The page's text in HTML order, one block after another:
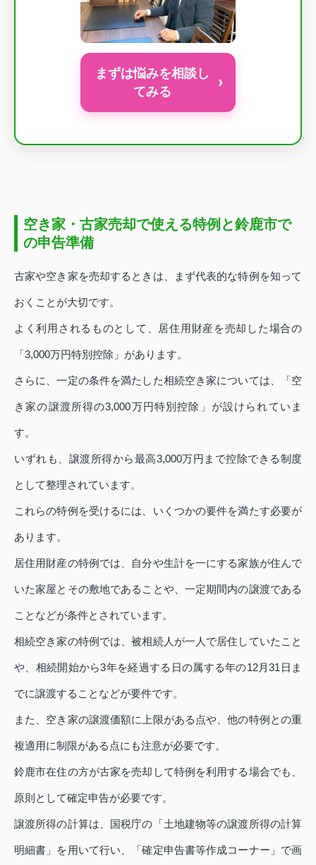
まずは悩みを相談し
てみる
›
空き家・古家売却で使える特例と鈴鹿市で
の申告準備
古家や空き家を売却するときは、まず代表的な特例を知って
おくことが大切です。
よく利用されるものとして、居住用財産を売却した場合の
「3,000万円特別控除」があります。
さらに、一定の条件を満たした相続空き家については、「空
き家の譲渡所得の3,000万円特別控除」が設けられていま
す。
いずれも、譲渡所得から最高3,000万円まで控除できる制度
として整理されています。
これらの特例を受けるには、いくつかの要件を満たす必要が
あります。
居住用財産の特例では、自分や生計を一にする家族が住んで
いた家屋とその敷地であることや、一定期間内の譲渡である
ことなどが条件とされています。
相続空き家の特例では、被相続人が一人で居住していたこと
や、相続開始から3年を経過する日の属する年の12月31日ま
でに譲渡することなどが要件です。
また、空き家の譲渡価額に上限がある点や、他の特例との重
複適用に制限がある点にも注意が必要です。
鈴鹿市在住の方が古家を売却して特例を利用する場合でも、
原則として確定申告が必要です。
譲渡所得の計算は、国税庁の「土地建物等の譲渡所得の計算
明細書」を用いて行い、「確定申告書等作成コーナー」で画